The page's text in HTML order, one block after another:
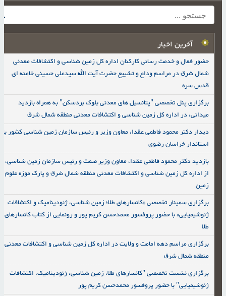
آخرین اخبار
حضور فعال و خدمت رسانی کارکنان اداره کل زمین شناسی و اکتشافات معدنی
شمال شرق در مراسم وداع و تشییع حضرت آیت الله سیدعلی حسینی خامنه ای
قدس سره
برگزاری پنل تخصصی "پتانسیل های معدنی بلوک بردسکن" به همراه بازدید
میدانی، در اداره کل زمین شناسی و اکتشافات معدنی منطقه شمال شرق
دیدار دکتر محمود فاطمی عقدا، معاون وزیر و رئیس سازمان زمین شناسی کشور با
استاندار خراسان رضوی
بازدید دکتر محمود فاطمی عقدا، معاون وزیر صمت و رئیس سازمان زمین شناسی،
از اداره کل زمین شناسی و اکتشافات معدنی منطقه شمال شرق و پارک موزه علوم
زمین
برگزاری سمینار تخصصی «کانسارهای طلا؛ زمین شناسی، ژئودینامیک و اکتشافات
ژئوشیمیایی» با حضور پروفسور محمدحسن کریم پور و رونمایی از کتاب کانسارهای
طلا
برگزاری مراسم دهه امامت و ولایت در اداره کل زمین شناسی و اکتشافات معدنی
منطقه شمال شرق
برگزاری نشست تخصصی "کانسارهای طلا، زمین شناسی، ژئودینامیک، اکتشافات
ژئوشیمیایی" با حضور پروفسور محمدحسن کریم پور